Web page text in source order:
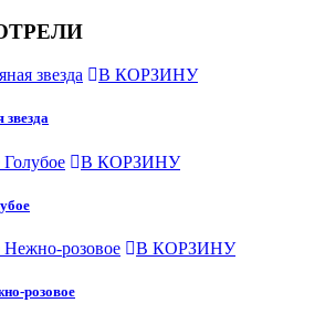
В КОРЗИНУ
звезда
В КОРЗИНУ
В КОРЗИНУ
розовое